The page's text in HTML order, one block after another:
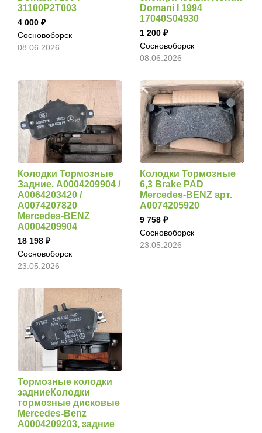
31100P2T003
4 000
Сосновоборск
08.06.2026
Domani I 1994
17040S04930
1 200
Сосновоборск
08.06.2026
Колодки Тормозные
Задние. A0004209904 /
A0064203420 /
A0074207820
Mercedes-BENZ
A0004209904
18 198
Сосновоборск
23.05.2026
Колодки Тормозные
6,3 Brake PAD
Mercedes-BENZ арт.
A0074205920
9 758
Сосновоборск
23.05.2026
Тормозные колодки
задниеКолодки
тормозные дисковые
Mercedes-Benz
A0004209203, задние